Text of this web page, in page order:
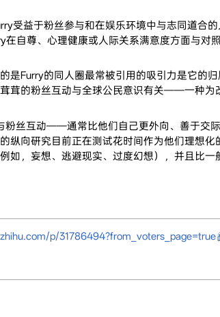
受益于粉丝参与和在娱乐环境中与志同道合
在自尊、心理健康或人际关系满意度方面与
是Furry的同人圈最常被引用的吸引力是它的
茸的粉丝互动与全球公民意识有关——一种为
粉丝互动——通常比他们自己更外向、善于交
纵向研究目前正在测试花时间作为他们理想
，妄想、逃避现实、过度幻想），并且比
p/31786494?from_voters_page=true